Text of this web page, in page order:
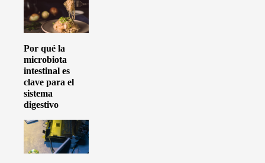
Por qué la
microbiota
intestinal es
clave para el
sistema
digestivo